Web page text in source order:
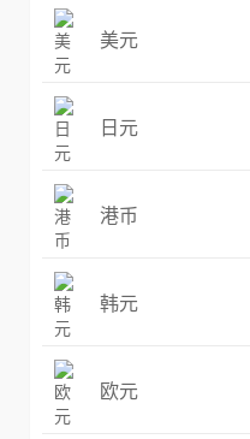
美元
日元
港币
韩元
欧元